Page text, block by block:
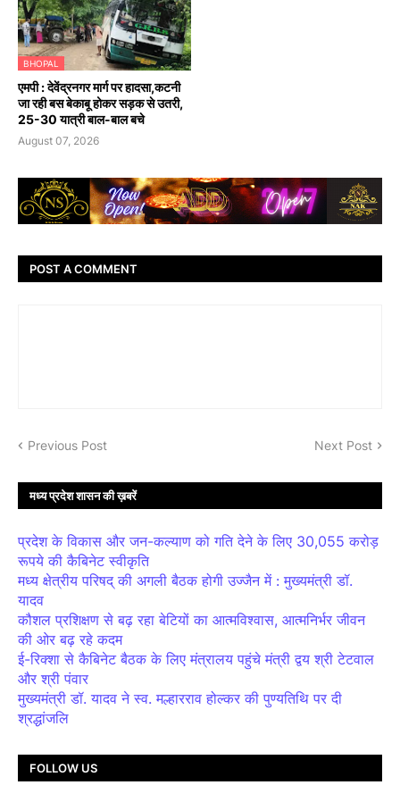
BHOPAL
एमपी : देवेंद्रनगर मार्ग पर हादसा,कटनी
जा रही बस बेकाबू होकर सड़क से उतरी,
25-30 यात्री बाल-बाल बचे
August 07, 2026
POST A COMMENT
Previous Post Next Post
मध्य प्रदेश शासन की ख़बरें
प्रदेश के विकास और जन-कल्याण को गति देने के लिए 30,055 करोड़
रूपये की कैबिनेट स्वीकृति
मध्य क्षेत्रीय परिषद् की अगली बैठक होगी उज्जैन में : मुख्यमंत्री डॉ.
यादव
कौशल प्रशिक्षण से बढ़ रहा बेटियों का आत्मविश्वास, आत्मनिर्भर जीवन
की ओर बढ़ रहे कदम
ई-रिक्शा से कैबिनेट बैठक के लिए मंत्रालय पहुंचे मंत्री द्वय श्री टेटवाल
और श्री पंवार
मुख्यमंत्री डॉ. यादव ने स्व. मल्हारराव होल्कर की पुण्यतिथि पर दी
श्रद्धांजलि
FOLLOW US